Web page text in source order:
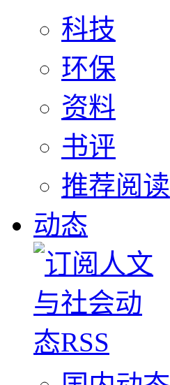
科技
环保
资料
书评
推荐阅读
动态